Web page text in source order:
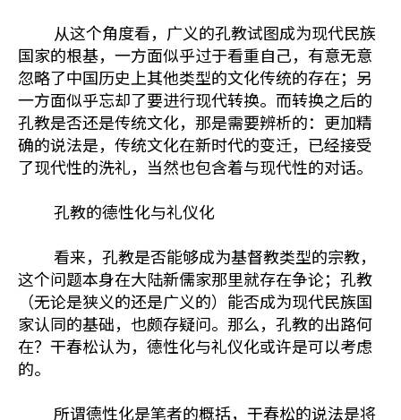
从这个角度看，广义的孔教试图成为现代民族
国家的根基，一方面似乎过于看重自己，有意无意
忽略了中国历史上其他类型的文化传统的存在；另
一方面似乎忘却了要进行现代转换。而转换之后的
孔教是否还是传统文化，那是需要辨析的：更加精
确的说法是，传统文化在新时代的变迁，已经接受
了现代性的洗礼，当然也包含着与现代性的对话。
孔教的德性化与礼仪化
看来，孔教是否能够成为基督教类型的宗教，
这个问题本身在大陆新儒家那里就存在争论；孔教
（无论是狭义的还是广义的）能否成为现代民族国
家认同的基础，也颇存疑问。那么，孔教的出路何
在？干春松认为，德性化与礼仪化或许是可以考虑
的。
所谓德性化是笔者的概括，干春松的说法是将